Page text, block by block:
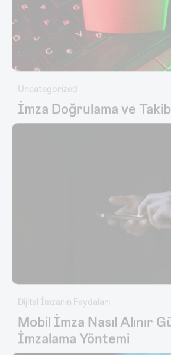
Uncategorized
İmza Doğrulama ve Takibi
Dijital İmzanın Faydaları
Mobil İmza Nasıl Alınır
İmzalama Yöntemi